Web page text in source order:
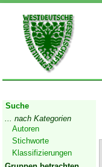
Suche
... nach Kategorien
Autoren
Stichworte
Klassifizierungen